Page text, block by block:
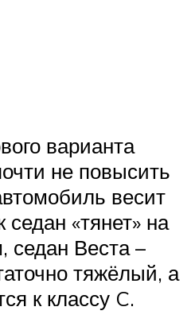
варианта
не повысить
весит
седан «тянет» на
седан Веста –
тяжёлый, а
к классу C.